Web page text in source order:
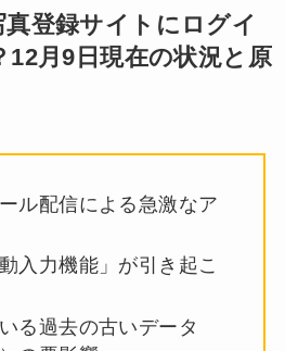
登録サイトにログイ
月9日現在の状況と原
ル配信による急激なア
入力機能」が引き起こ
る過去の古いデータ